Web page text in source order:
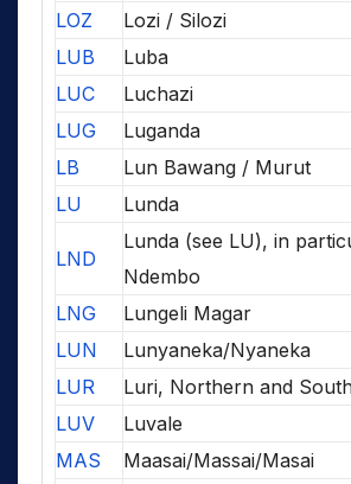
LOZ
Lozi / Silozi
LUB
Luba
LUC
Luchazi
LUG
Luganda
LB
Lun Bawang / Murut
LU
Lunda
LND
Lunda (see LU), in
Ndembo
LNG
Lungeli Magar
LUN
Lunyaneka/Nyaneka
LUR
Luri, Northern and
LUV
Luvale
MAS
Maasai/Massai/Masai